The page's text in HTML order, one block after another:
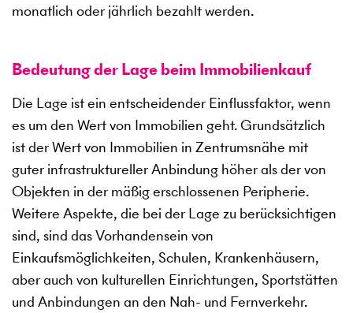
monatlich oder jährlich bezahlt werden.
Bedeutung der Lage beim Immobilienkauf
Die Lage ist ein entscheidender Einflussfaktor, wenn
es um den Wert von Immobilien geht. Grundsätzlich
ist der Wert von Immobilien in Zentrumsnähe mit
guter infrastruktureller Anbindung höher als der von
Objekten in der mäßig erschlossenen Peripherie.
Weitere Aspekte, die bei der Lage zu berücksichtigen
sind, sind das Vorhandensein von
Einkaufsmöglichkeiten, Schulen, Krankenhäusern,
aber auch von kulturellen Einrichtungen, Sportstätten
und Anbindungen an den Nah- und Fernverkehr.